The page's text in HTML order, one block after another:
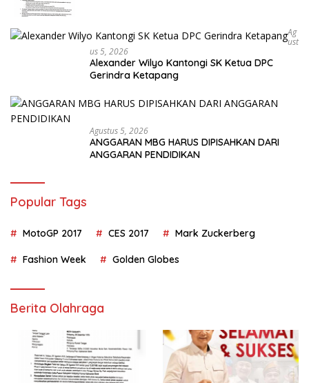
Ag
Ust
Us 5, 2026
Alexander Wilyo Kantongi SK Ketua DPC
Gerindra Ketapang
Agustus 5, 2026
ANGGARAN MBG HARUS DIPISAHKAN DARI
ANGGARAN PENDIDIKAN
Popular Tags
MotoGP 2017 CES 2017 Mark Zuckerberg
Fashion Week Golden Globes
Berita Olahraga